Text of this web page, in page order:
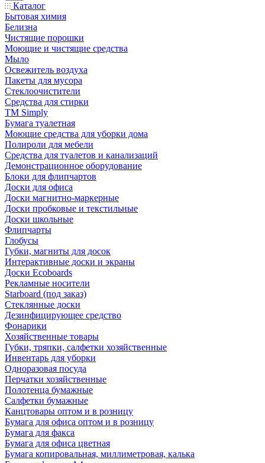
Каталог
Бытовая химия
Белизна
Чистящие порошки
Моющие и чистящие средства
Мыло
Освежитель воздуха
Пакеты для мусора
Стеклоочистители
Средства для стирки
TM Simply
Бумага туалетная
Моющие средства для уборки дома
Полироли для мебели
Средства для туалетов и канализаций
Демонстрационное оборудование
Блоки для флипчартов
Доски для офиса
Доски магнитно-маркерные
Доски пробковые и текстильные
Доски школьные
Флипчарты
Глобусы
Губки, магниты для досок
Интерактивные доски и экраны
Доски Ecoboards
Рекламные носители
Starboard (под заказ)
Стеклянные доски
Дезинфицирующее средство
Фонарики
Хозяйственные товары
Губки, тряпки, салфетки хозяйственные
Инвентарь для уборки
Одноразовая посуда
Перчатки хозяйственные
Полотенца бумажные
Салфетки бумажные
Канцтовары оптом и в розницу
Бумага для офиса оптом и в розницу
Бумага для факса
Бумага для офиса цветная
Бумага копировальная, миллиметровая, калька